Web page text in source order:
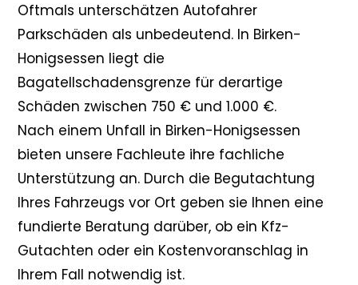
Oftmals unterschätzen Autofahrer
Parkschäden als unbedeutend. In Birken-
Honigsessen liegt die
Bagatellschadensgrenze für derartige
Schäden zwischen 750 € und 1.000 €.
Nach einem Unfall in Birken-Honigsessen
bieten unsere Fachleute ihre fachliche
Unterstützung an. Durch die Begutachtung
Ihres Fahrzeugs vor Ort geben sie Ihnen eine
fundierte Beratung darüber, ob ein Kfz-
Gutachten oder ein Kostenvoranschlag in
Ihrem Fall notwendig ist.